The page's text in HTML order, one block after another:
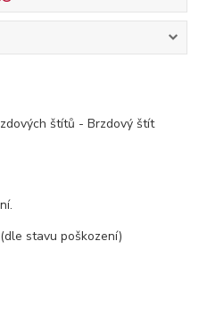
štítů - Brzdový štít
stavu poškození)